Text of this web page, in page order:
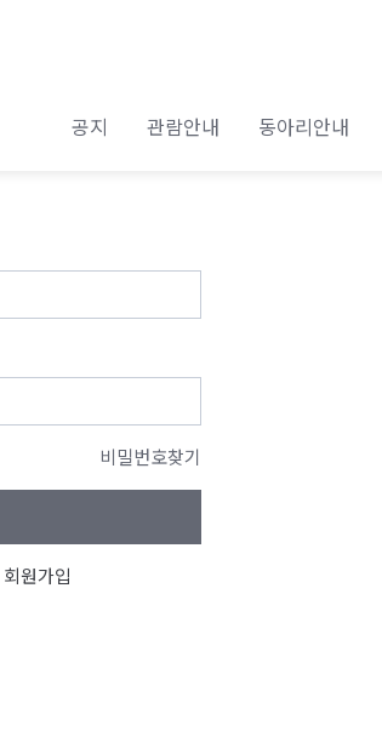
공지 관람안내 동아리안내
비밀번호찾기
회원가입